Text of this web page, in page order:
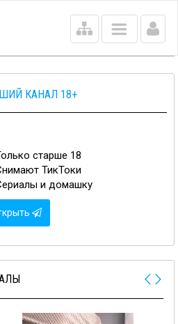
Main
menu
КАНАЛ 18+
старше 18
ТикТоки
и домашку